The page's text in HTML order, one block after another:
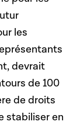
les
devrait
de 100
de droits
stabiliser en